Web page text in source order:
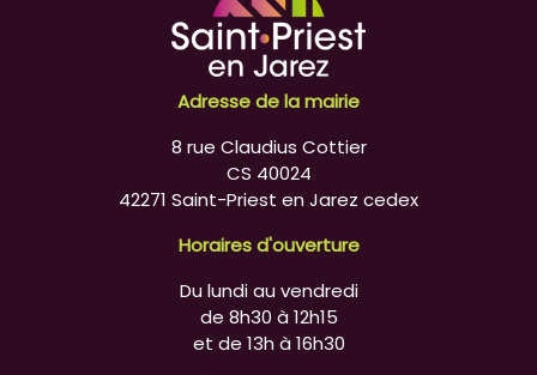
Adresse de la mairie
8 rue Claudius Cottier
CS 40024
42271 Saint-Priest en Jarez cedex
Horaires d'ouverture
Du lundi au vendredi
de 8h30 à 12h15
et de 13h à 16h30